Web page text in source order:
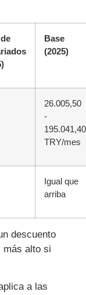
Base
(2025)
26.005,50
-
195.041,40
TRY/mes
Igual que
arriba
descuento
más alto si
a las